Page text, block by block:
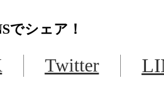
でシェア！
Twitter